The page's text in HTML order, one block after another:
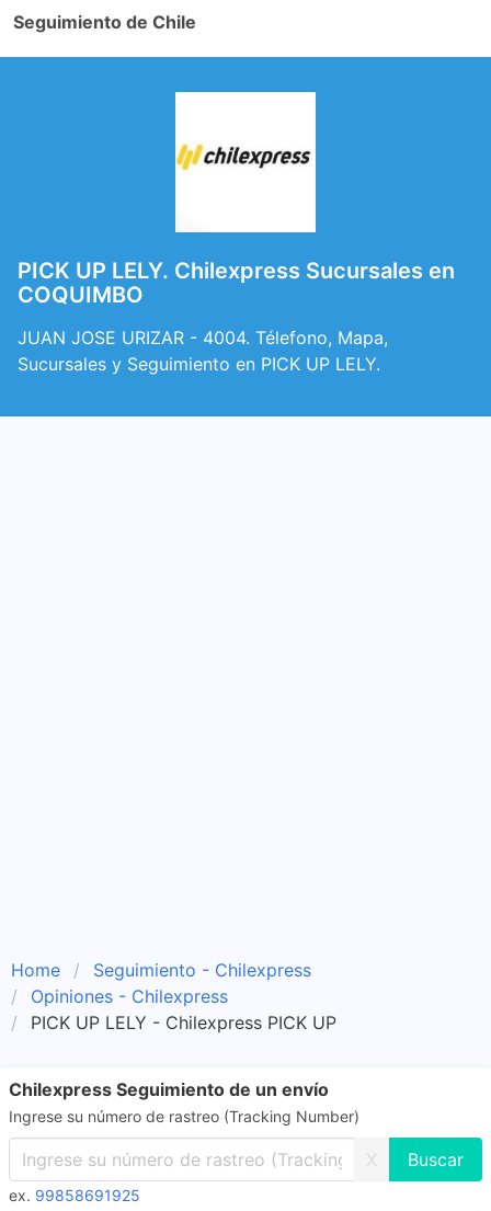
Seguimiento de Chile
PICK UP LELY. Chilexpress Sucursales en
COQUIMBO
JUAN JOSE URIZAR - 4004. Télefono, Mapa,
Sucursales y Seguimiento en PICK UP LELY.
Home
Seguimiento - Chilexpress
Opiniones - Chilexpress
PICK UP LELY - Chilexpress PICK UP
Chilexpress Seguimiento de un envío
Ingrese su número de rastreo (Tracking Number)
X
ex. 99858691925